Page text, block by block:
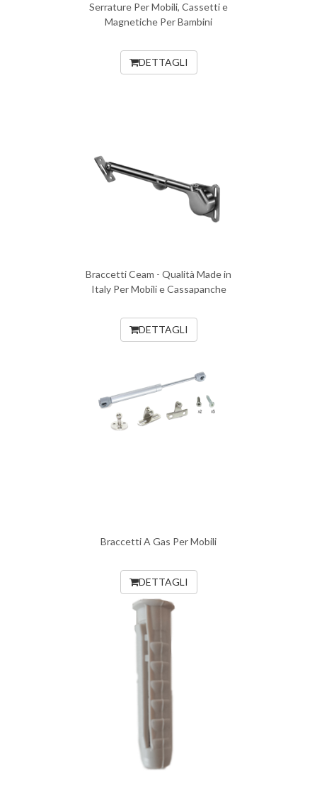
Serrature Per Mobili, Cassetti e
Magnetiche Per Bambini
DETTAGLI
Braccetti Ceam - Qualità Made in
Italy Per Mobili e Cassapanche
DETTAGLI
Braccetti A Gas Per Mobili
DETTAGLI